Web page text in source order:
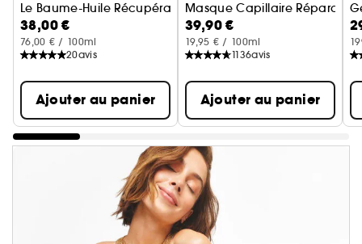
Le Baume-Huile Récupérateur Nuit
38,00 €
76,00 € / 100ml
20avis
Ajouter au panier
Masque Capillaire
39,90 €
19,95 € / 100ml
1136avis
Ajouter au panier